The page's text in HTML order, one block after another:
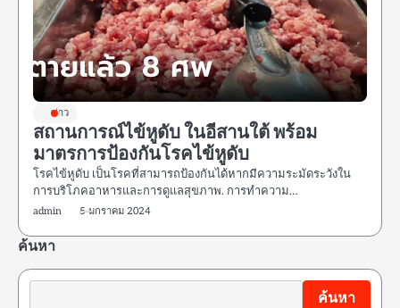
ข่าว
สถานการณ์ไข้หูดับ ในอีสานใต้ พร้อม
มาตรการป้องกันโรคไข้หูดับ
โรคไข้หูดับ เป็นโรคที่สามารถป้องกันได้หากมีความระมัดระวังใน
การบริโภคอาหารและการดูแลสุขภาพ. การทำความ…
admin 5 มกราคม 2024
ค้นหา
ค้นหา